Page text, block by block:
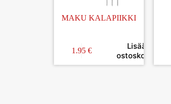
MAKU KALAPIIKKI
1.95 €
Lisää
ostoskoriin